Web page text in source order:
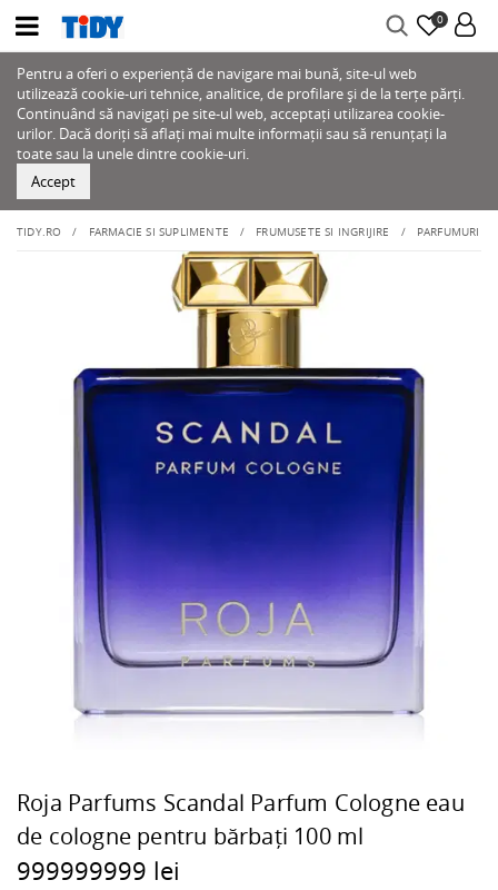
0
Pentru a oferi o experiență de navigare mai bună, site-ul web
utilizează cookie-uri tehnice, analitice, de profilare și de la terțe părți.
Continuând să navigați pe site-ul web, acceptați utilizarea cookie-
urilor. Dacă doriți să aflați mai multe informații sau să renunțați la
toate sau la unele dintre cookie-uri.
Accept
TIDY.RO FARMACIE SI SUPLIMENTE FRUMUSETE SI INGRIJIRE PARFUMURI
Roja Parfums Scandal Parfum Cologne eau
de cologne pentru bărbați 100 ml
999999999 lei